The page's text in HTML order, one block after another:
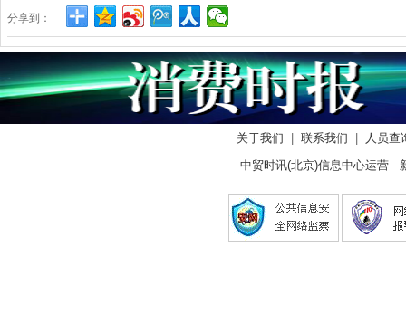
分享到：
关于我们 联系我们
人员查
中贸时讯(北京)信息中心运营